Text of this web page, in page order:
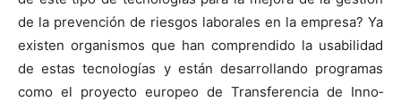
de la pre­ven­ción de ries­gos lab­o­rales en la empre­sa? Ya
exis­ten organ­is­mos que han com­pren­di­do la usabil­i­dad
de estas tec­nologías y están desar­rol­lan­do pro­gra­mas
como el proyec­to europeo de Trans­fer­en­cia de Inno­